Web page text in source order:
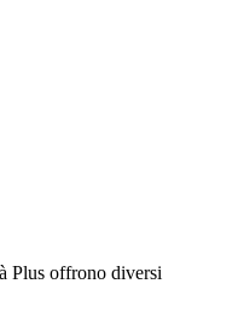
Plus offrono diversi